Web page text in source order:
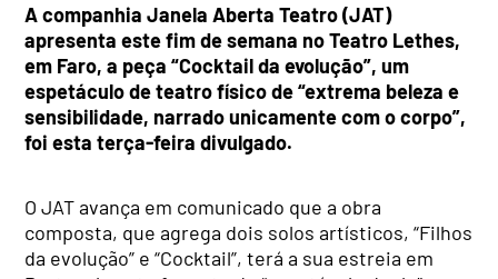
A companhia Janela Aberta Teatro (JAT)
apresenta este fim de semana no Teatro Lethes,
em Faro, a peça “Cocktail da evolução”, um
espetáculo de teatro físico de “extrema beleza e
sensibilidade, narrado unicamente com o corpo”,
foi esta terça-feira divulgado.
O JAT avança em comunicado que a obra
composta, que agrega dois solos artísticos, “Filhos
da evolução” e “Cocktail”, terá a sua estreia em